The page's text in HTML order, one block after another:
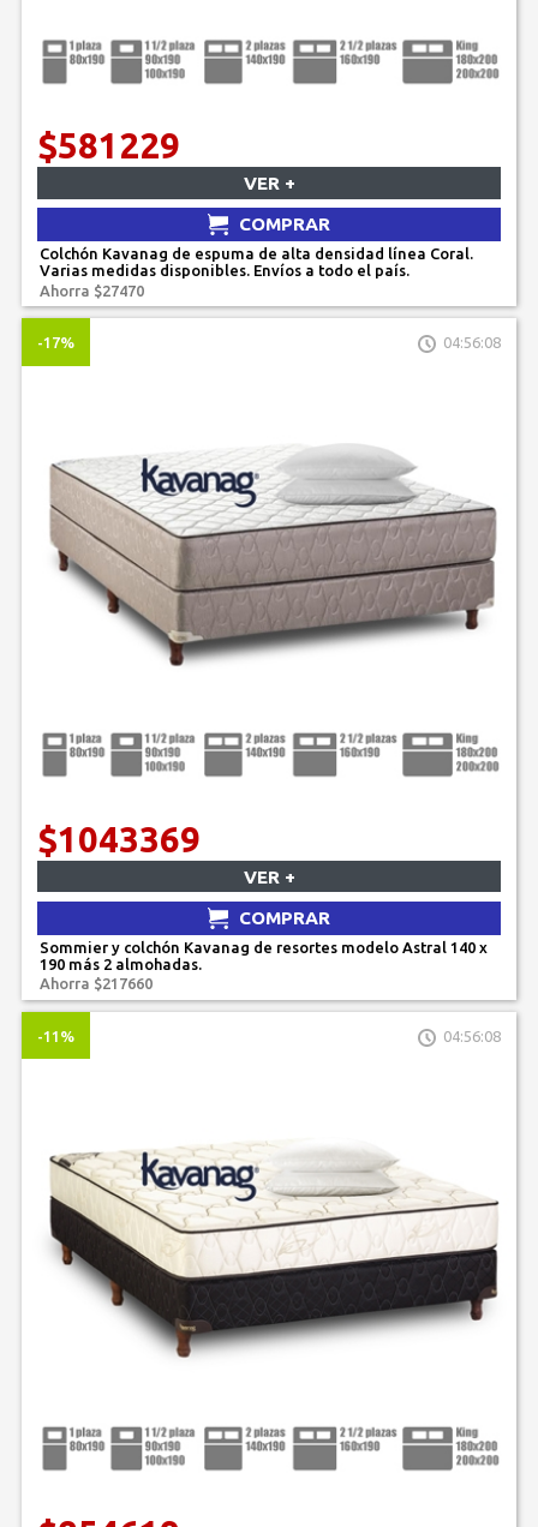
$581229
VER +
COMPRAR
Colchón Kavanag de espuma de alta densidad línea Coral.
Varias medidas disponibles. Envíos a todo el país.
Ahorra $27470
-17% 04:56:08
$1043369
VER +
COMPRAR
Sommier y colchón Kavanag de resortes modelo Astral 140 x
190 más 2 almohadas.
Ahorra $217660
-11% 04:56:08